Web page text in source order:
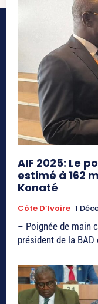
AIF 2025: Le
estimé à 162
Konaté
Côte D’Ivoire 1
– Poignée de main
président de la